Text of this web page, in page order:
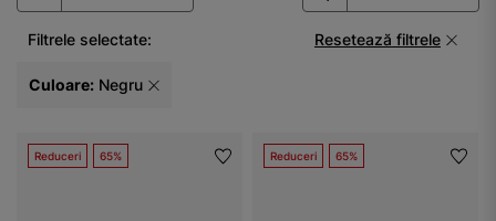
Filtrele selectate: Resetează filtrele
Culoare: Negru
Reduceri 65% Reduceri 65%